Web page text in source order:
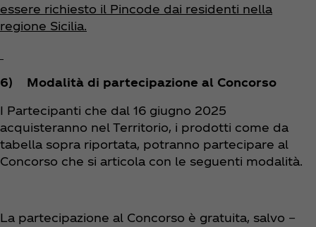
essere richiesto il Pincode dai residenti nella
regione Sicilia.
6) Modalità di partecipazione al Concorso
I Partecipanti che dal 16 giugno 2025
acquisteranno nel Territorio, i prodotti come da
tabella sopra riportata, potranno partecipare al
Concorso che si articola con le seguenti modalità.
La partecipazione al Concorso è gratuita, salvo −